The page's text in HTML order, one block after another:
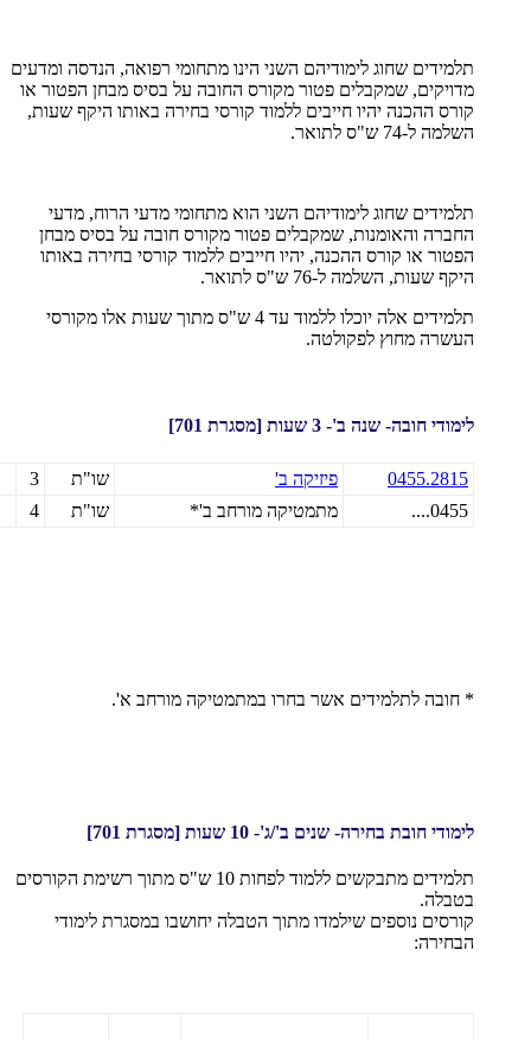
תלמידים שחוג לימודיהם השני הינו מתחומי רפואה, הנדסה ומדעים
מדויקים, שמקבלים פטור מקורס החובה על בסיס מבחן הפטור או
קורס ההכנה יהיו חייבים ללמוד קורסי בחירה באותו היקף שעות,
השלמה ל-74 ש"ס לתואר.
תלמידים שחוג לימודיהם השני הוא מתחומי מדעי הרוח, מדעי
החברה והאומנות, שמקבלים פטור מקורס חובה על בסיס מבחן
הפטור או קורס ההכנה, יהיו חייבים ללמוד קורסי בחירה באותו
היקף שעות, השלמה ל-76 ש"ס לתואר.
תלמידים אלה יוכלו ללמוד עד 4 ש"ס מתוך שעות אלו מקורסי
העשרה מחוץ לפקולטה.
לימודי חובה- שנה ב'- 3 שעות [מסגרת 701]
0455.2815 פיזיקה ב' שו"ת
3
0455....
מתמטיקה מורחב ב'* שו"ת 4
* חובה לתלמידים אשר בחרו במתמטיקה מורחב א'.
לימודי חובת בחירה- שנים ב'/ג'- 10 שעות [מסגרת 701]
תלמידים מתבקשים ללמוד לפחות 10 ש"ס מתוך רשימת הקורסים
בטבלה.
קורסים נוספים שילמדו מתוך הטבלה יחושבו במסגרת לימודי
הבחירה: